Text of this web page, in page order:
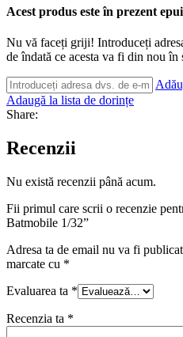
Acest produs este în prezent
Nu vă faceți griji! Introduceți
de îndată ce acesta va fi din nou în
Adaugă la lista de dorințe
Share:
Recenzii
Nu există recenzii până acum.
Fii primul care scrii o recenzie
Batmobile 1/32”
Adresa ta de email nu va fi
marcate cu *
Evaluarea ta *
Recenzia ta *